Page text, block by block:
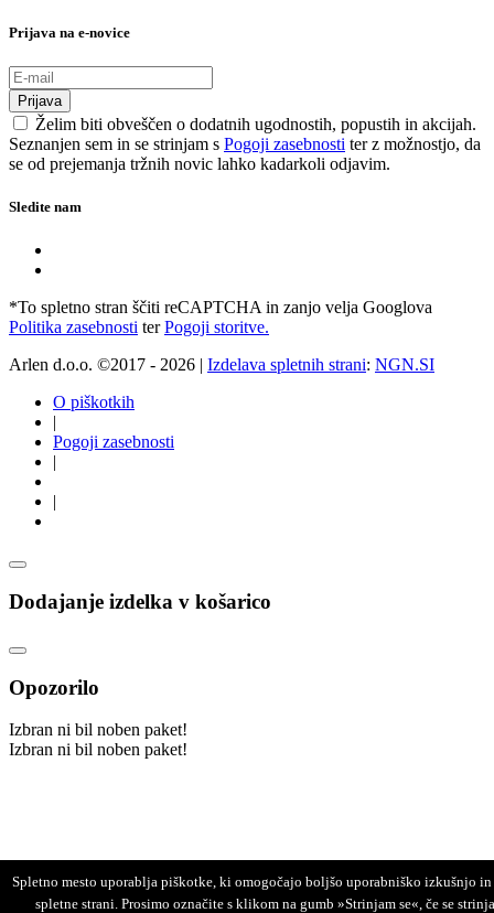
Prijava na e-novice
Prijava
Želim biti obveščen o dodatnih ugodnostih, popustih in akcijah.
Seznanjen sem in se strinjam s Pogoji zasebnosti ter z možnostjo, da
se od prejemanja tržnih novic lahko kadarkoli odjavim.
Sledite nam
*To spletno stran ščiti reCAPTCHA in zanjo velja Googlova
Politika zasebnosti terPogoji storitve.
Arlen d.o.o. ©2017 - 2026 | Izdelava spletnih strani: NGN.SI
O piškotkih
|
Pogoji zasebnosti
|
|
Dodajanje izdelka v košarico
Opozorilo
Izbran ni bil noben paket!
Izbran ni bil noben paket!
Spletno mesto uporablja piškotke, ki omogočajo boljšo uporabniško izkušnjo
spletne strani. Prosimo označite s klikom na gumb »Strinjam se«, če se